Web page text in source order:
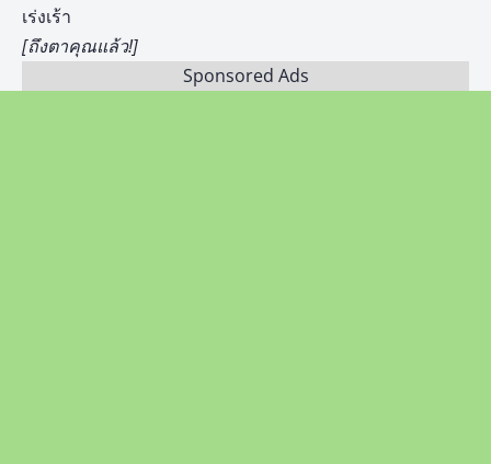
เร่งเร้า
[ถึงตาคุณแล้ว!]
Sponsored Ads